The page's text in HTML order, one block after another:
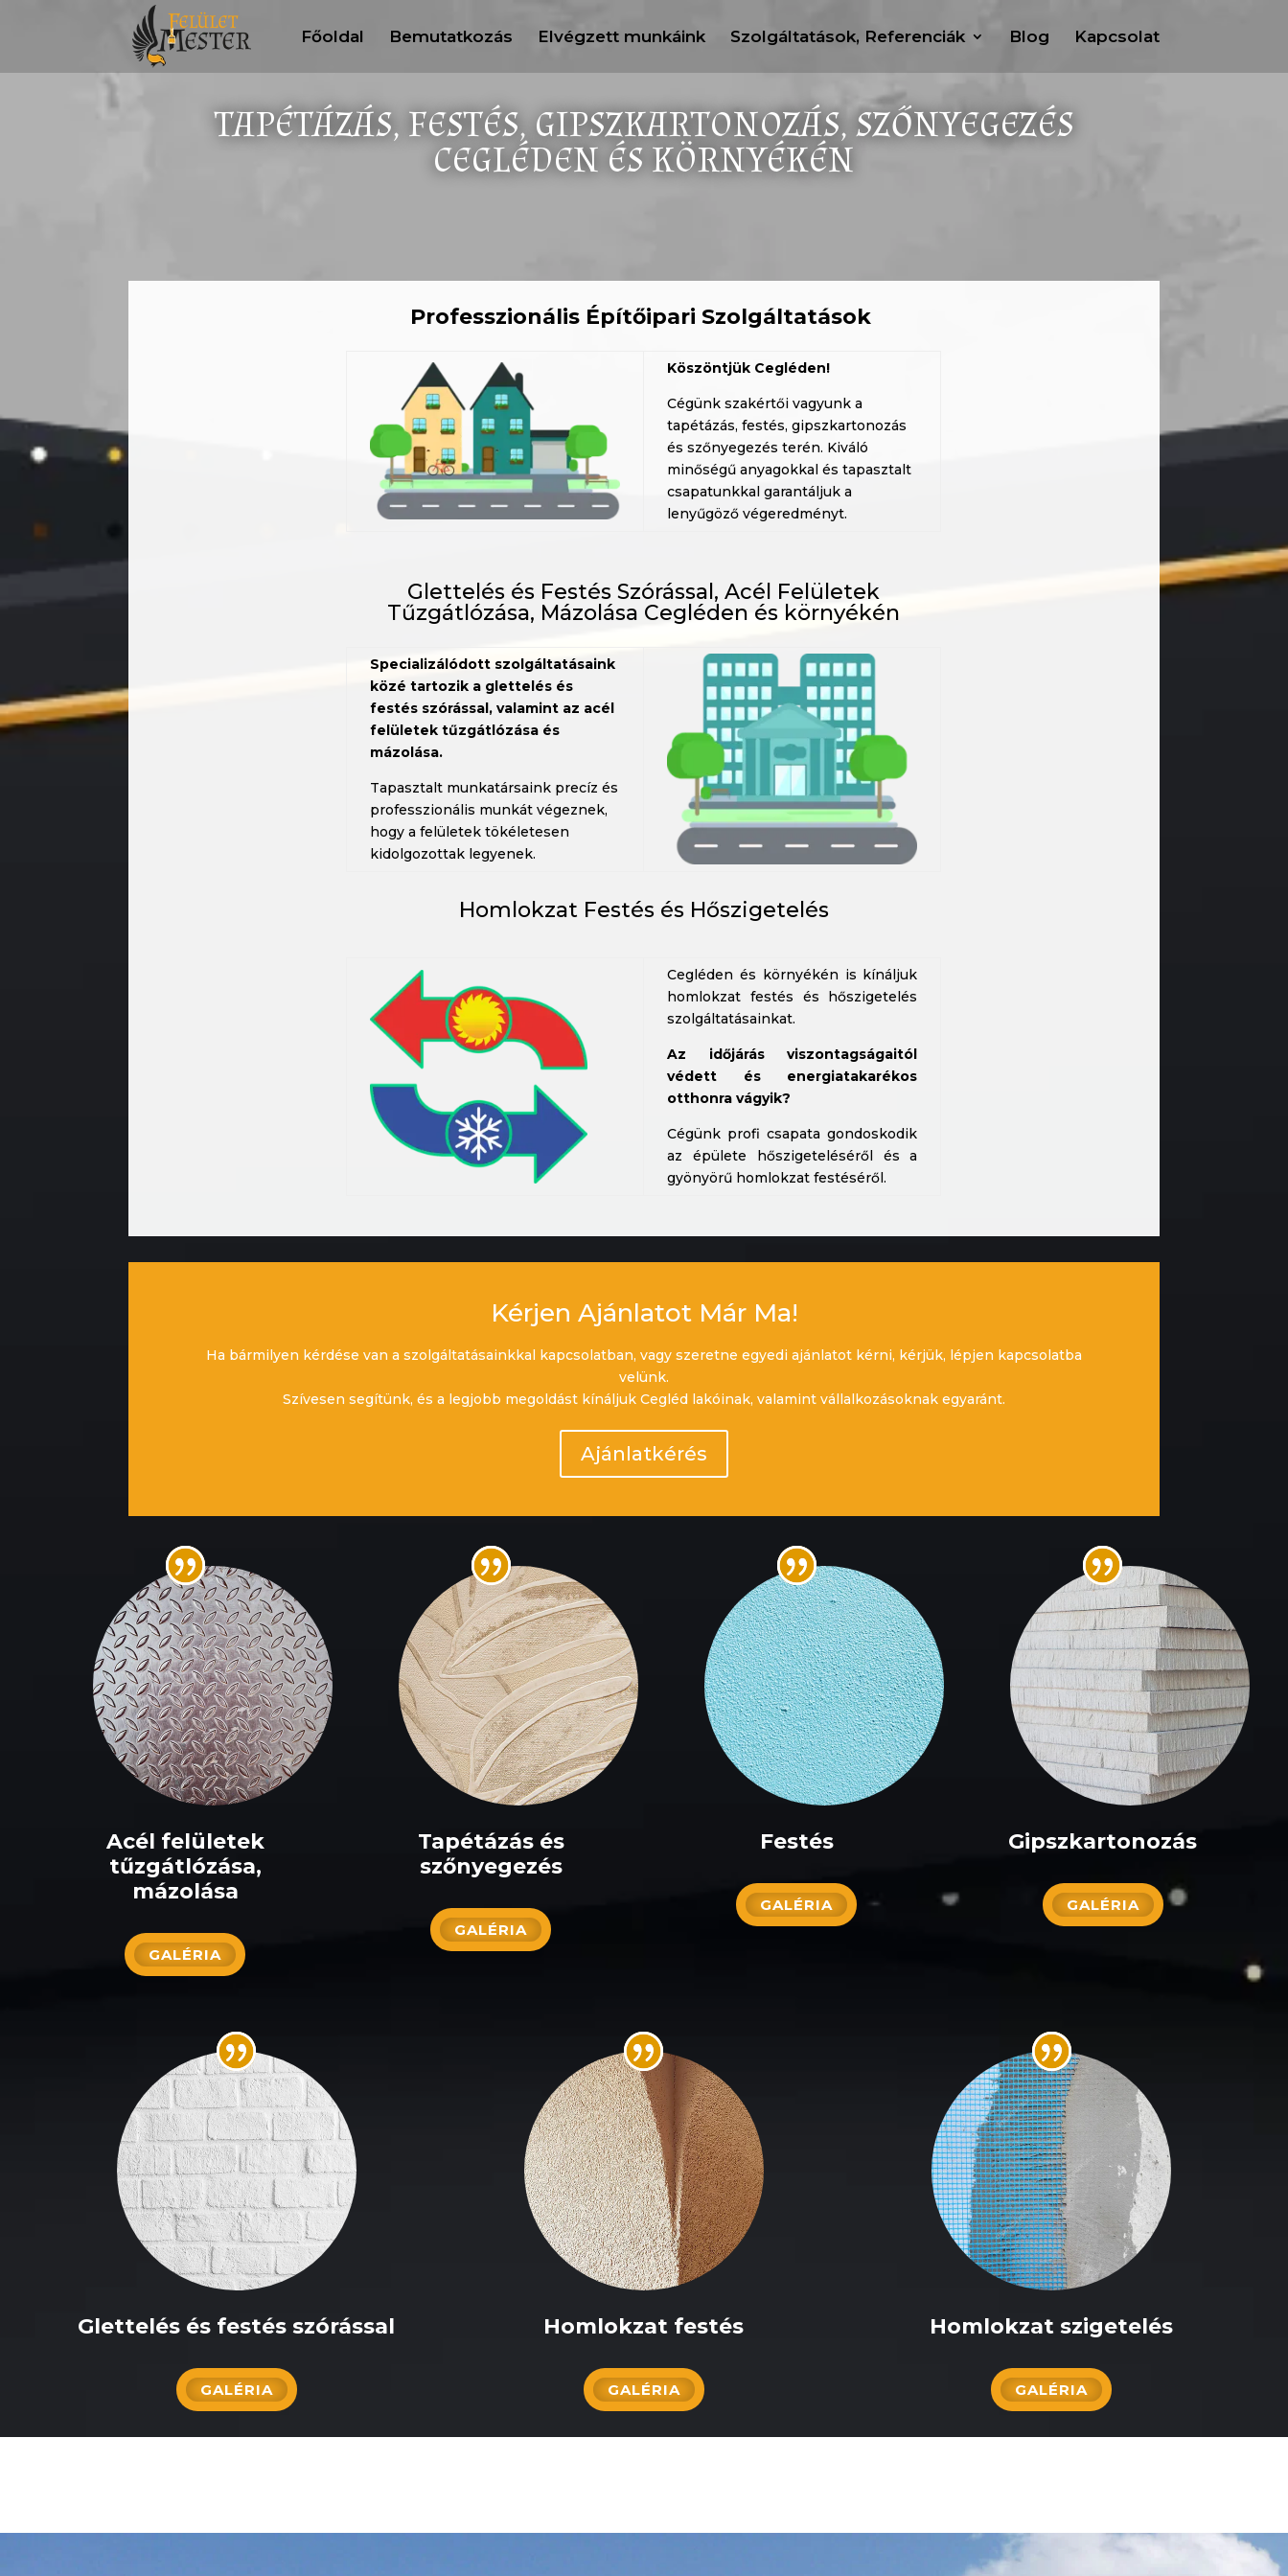
Főoldal Bemutatkozás Elvégzett munkáink Szolgáltatások, Referenciák Blog Kapcsolat
TAPÉTÁZÁS, FESTÉS, GIPSZKARTONOZÁS, SZŐNYEGEZÉS
CEGLÉDEN ÉS KÖRNYÉKÉN
Professzionális Építőipari Szolgáltatások
Köszöntjük Cegléden!
Cégünk szakértői vagyunk a
tapétázás, festés, gipszkartonozás
és szőnyegezés terén. Kiváló
minőségű anyagokkal és tapasztalt
csapatunkkal garantáljuk a
lenyűgöző végeredményt.
Glettelés és Festés Szórással, Acél Felületek
Tűzgátlózása, Mázolása Cegléden és környékén
Specializálódott szolgáltatásaink
közé tartozik a glettelés és
festés szórással, valamint az acél
felületek tűzgátlózása és
mázolása.
Tapasztalt munkatársaink precíz és
professzionális munkát végeznek,
hogy a felületek tökéletesen
kidolgozottak legyenek.
Homlokzat Festés és Hőszigetelés
Cegléden és környékén is kínáljuk
homlokzat festés és hőszigetelés
szolgáltatásainkat.
Az időjárás viszontagságaitól
védett és energiatakarékos
otthonra vágyik?
Cégünk profi csapata gondoskodik
az épülete hőszigeteléséről és a
gyönyörű homlokzat festéséről.
Kérjen Ajánlatot Már Ma!
Ha bármilyen kérdése van a szolgáltatásainkkal kapcsolatban, vagy szeretne egyedi ajánlatot kérni, kérjük, lépjen kapcsolatba
velünk.
Szívesen segítünk, és a legjobb megoldást kínáljuk Cegléd lakóinak, valamint vállalkozásoknak egyaránt.
Ajánlatkérés
Acél felületek
tűzgátlózása,
mázolása
GALÉRIA
Tapétázás és
szőnyegezés
GALÉRIA
Festés
GALÉRIA
Gipszkartonozás
GALÉRIA
Glettelés és festés szórással
GALÉRIA
Homlokzat festés
GALÉRIA
Homlokzat szigetelés
GALÉRIA